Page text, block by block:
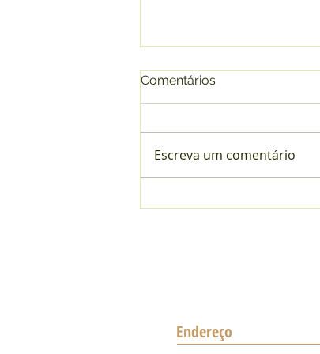
Comentários
Escreva um comentário
Endereço